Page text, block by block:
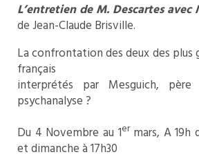
L’entretien de M. Descartes avec
de Jean-Claude Brisville.
La confrontation des deux des plus
français
interprétés par Mesguich,
psychanalyse ?
Du 4 Novembre au 1ermars, A 19h
et dimanche à 17h30